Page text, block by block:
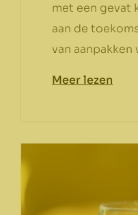
met een gevat
aan de
van aanpakken
Meer lezen